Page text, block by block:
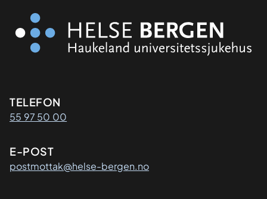
Kontaktinformasjon
TELEFON
55 97 50 00
E-POST
postmottak@helse-bergen.no